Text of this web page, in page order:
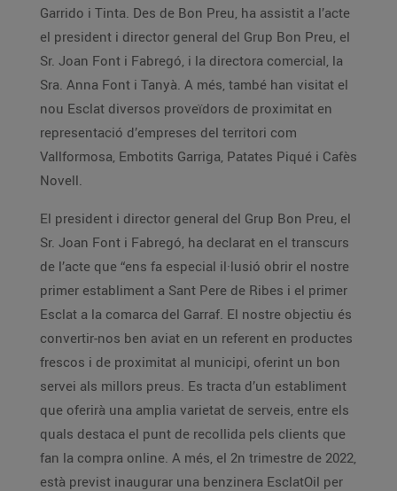
Garrido i Tinta. Des de Bon Preu, ha assistit a l’acte
el president i director general del Grup Bon Preu, el
Sr. Joan Font i Fabregó, i la directora comercial, la
Sra. Anna Font i Tanyà. A més, també han visitat el
nou Esclat diversos proveïdors de proximitat en
representació d’empreses del territori com
Vallformosa, Embotits Garriga, Patates Piqué i Cafès
Novell.
El president i director general del Grup Bon Preu, el
Sr. Joan Font i Fabregó, ha declarat en el transcurs
de l’acte que “ens fa especial il·lusió obrir el nostre
primer establiment a Sant Pere de Ribes i el primer
Esclat a la comarca del Garraf. El nostre objectiu és
convertir-nos ben aviat en un referent en productes
frescos i de proximitat al municipi, oferint un bon
servei als millors preus. Es tracta d’un establiment
que oferirà una amplia varietat de serveis, entre els
quals destaca el punt de recollida pels clients que
fan la compra online. A més, el 2n trimestre de 2022,
està previst inaugurar una benzinera EsclatOil per